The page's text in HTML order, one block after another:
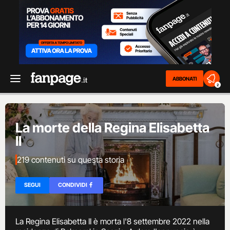
ABBONATI
2
La morte della Regina Elisabetta
II
219 contenuti su questa storia
SEGUI CONDIVIDI
La Regina Elisabetta II è morta l'8 settembre 2022 nella